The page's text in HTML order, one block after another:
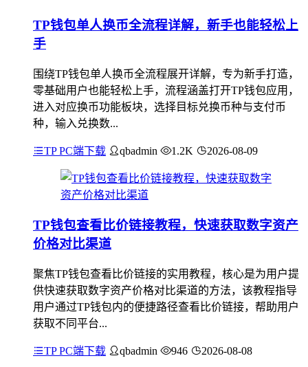
TP钱包单人换币全流程详解，新手也能轻松上
手
围绕TP钱包单人换币全流程展开详解，专为新手打造，
零基础用户也能轻松上手，流程涵盖打开TP钱包应用，
进入对应换币功能板块，选择目标兑换币种与支付币
种，输入兑换数...
TP PC端下载 qbadmin 1.2K 2026-08-09
TP钱包查看比价链接教程，快速获取数字资产
价格对比渠道
聚焦TP钱包查看比价链接的实用教程，核心是为用户提
供快速获取数字资产价格对比渠道的方法，该教程指导
用户通过TP钱包内的便捷路径查看比价链接，帮助用户
获取不同平台...
TP PC端下载 qbadmin 946 2026-08-08